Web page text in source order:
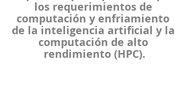
los requerimientos de
computación y enfriamiento
de la inteligencia artificial y la
computación de alto
rendimiento (HPC).